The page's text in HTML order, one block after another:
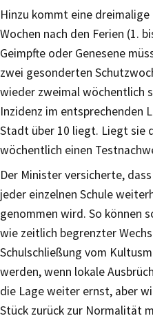
Hinzu kommt eine
Wochen nach den Ferien (1.
Geimpfte oder Genesene
zwei gesonderten
wieder zweimal wöchentlich
Inzidenz im entsprechenden
Stadt über 10 liegt. Liegt sie
wöchentlich einen
Der Minister versicherte,
jeder einzelnen Schule
genommen wird. So können
wie zeitlich begrenzter
Schulschließung vom
werden, wenn lokale
die Lage weiter ernst, aber
Stück zurück zur Normalität